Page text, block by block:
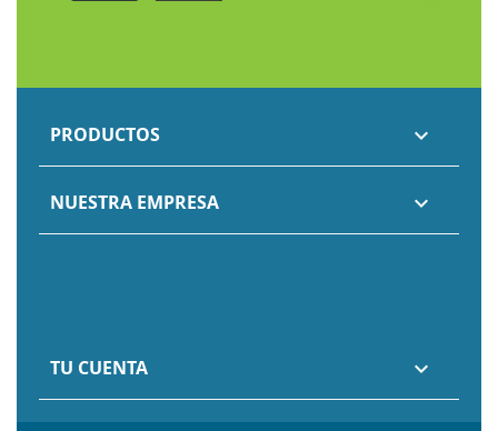
PRODUCTOS 
NUESTRA EMPRESA 
TU CUENTA 